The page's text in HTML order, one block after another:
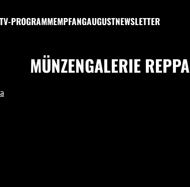
TV-PROGRAMMEMPFANGAUGUSTNEWSLETTER
MÜNZENGALERIE REPPA